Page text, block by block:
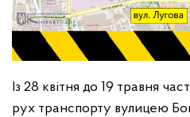
Із 28 квітня до 19 травня
рух транспорту вулицею